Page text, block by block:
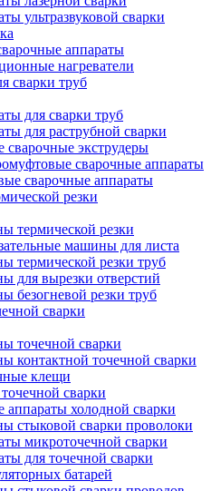
ультразвуковой сварки
аппараты
нагреватели
сварки труб
для сварки труб
для раструбной сварки
сварочные экструдеры
сварочные аппараты
сварочные аппараты
резки
термической резки
машины для листа
термической резки труб
для вырезки отверстий
безогневой резки труб
сварки
точечной сварки
контактной точечной сварки
клещи
сварки
аппараты холодной сварки
стыковой сварки проволоки
микроточечной сварки
для точечной сварки
батарей